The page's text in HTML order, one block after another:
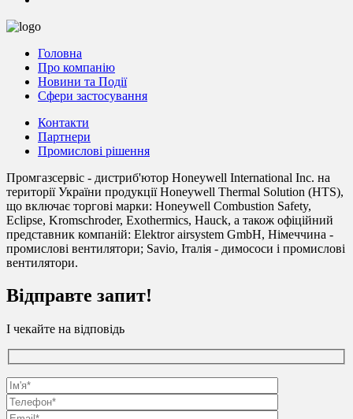
Головна
Про компанію
Новини та Події
Сфери застосування
Контакти
Партнери
Промислові рішення
Промгазсервіс - дистриб'ютор Honeywell International Inc. на
території України продукції Honeywell Thermal Solution (HTS),
що включає торгові марки: Honeywell Combustion Safety,
Eclipse, Kromschroder, Exothermics, Hauck, а також офіційний
представник компаній: Elektror airsystem GmbH, Німеччина -
промислові вентилятори; Savio, Італія - димососи і промислові
вентилятори.
Відправте запит!
І чекайте на відповідь